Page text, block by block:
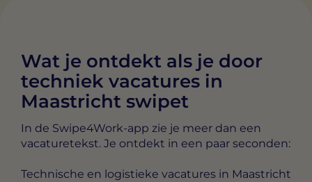
Wat je ontdekt als je door
techniek vacatures in
Maastricht swipet
In de Swipe4Work-app zie je meer dan een
vacaturetekst. Je ontdekt in een paar seconden:
Technische en logistieke vacatures in Maastricht